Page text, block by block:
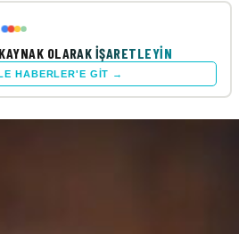
OLARAK İŞARETLEYIN
HABERLER'E GIT →